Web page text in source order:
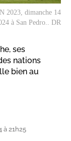
2023, dimanche 14
à San Pedro.. DR
ses
nations
bien au
à 21h25